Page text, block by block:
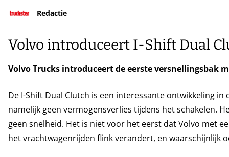
Redactie
Volvo introduceert I-Shift Dual
Volvo Trucks introduceert de eerste versnellingsbak
De I-Shift Dual Clutch is een interessante ontwikkeling
namelijk geen vermogensverlies tijdens het schakelen.
geen snelheid. Het is niet voor het eerst dat Volvo met
het vrachtwagenrijden flink verandert, en waarschijnlijk